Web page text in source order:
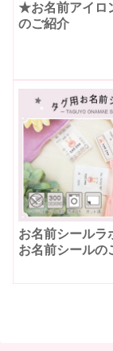
★お名前アイロ
のご紹介
お名前シールラ
お名前シールの